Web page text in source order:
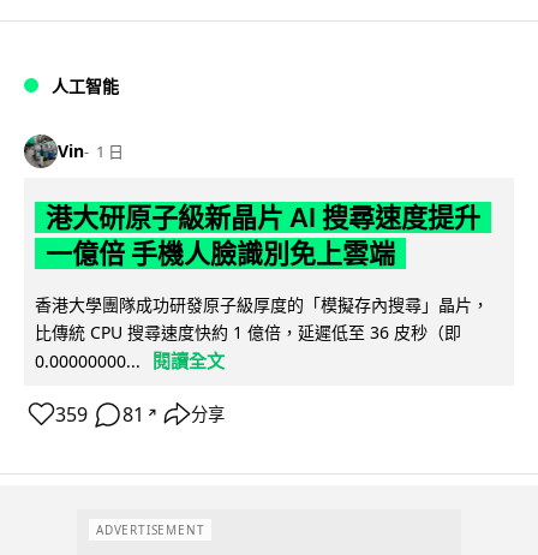
人工智能
Vin 1 日
港大研原子級新晶片 AI 搜尋速度提升
一億倍 手機人臉識別免上雲端
香港大學團隊成功研發原子級厚度的「模擬存內搜尋」晶片，
比傳統 CPU 搜尋速度快約 1 億倍，延遲低至 36 皮秒（即
0.00000000...
閱讀全文
359 81 ↗ 分享
ADVERTISEMENT